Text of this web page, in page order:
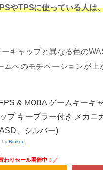
やTPSに使っている人は
キャップと異なる色の
へのモチベーションが上
& MOBA ゲームキーキ
プ キープラー付き メカニ
、シルバー)
by Rinker